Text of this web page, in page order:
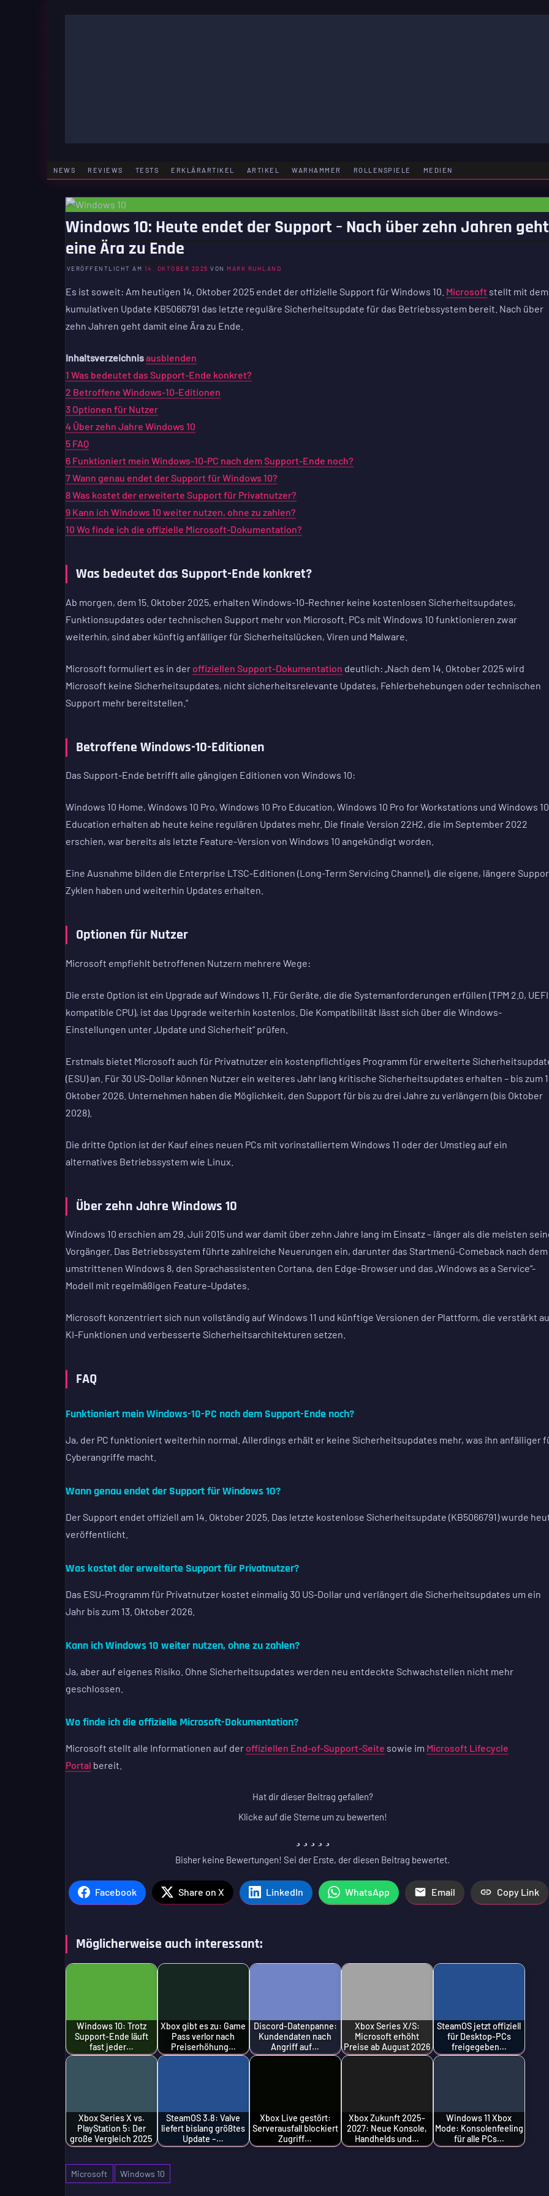
NEWS REVIEWS TESTS ERKLÄRARTIKEL ARTIKEL WARHAMMER ROLLENSPIELE MEDIEN
Windows 10: Heute endet der Support – Nach über zehn Jahren geht
eine Ära zu Ende
VERÖFFENTLICHT AM 14. OKTOBER 2025 VON MARK RUHLAND
Es ist soweit: Am heutigen 14. Oktober 2025 endet der offizielle Support für Windows 10. Microsoftstellt mit dem
kumulativen Update KB5066791 das letzte reguläre Sicherheitsupdate für das Betriebssystem bereit. Nach über
zehn Jahren geht damit eine Ära zu Ende.
Inhaltsverzeichnisausblenden
1 Was bedeutet das Support-Ende konkret?
2 Betroffene Windows-10-Editionen
3 Optionen für Nutzer
4 Über zehn Jahre Windows 10
5 FAQ
6 Funktioniert mein Windows-10-PC nach dem Support-Ende noch?
7Wann genau endet der Support für Windows 10?
8Was kostet der erweiterte Support für Privatnutzer?
9 Kann ich Windows 10 weiter nutzen, ohne zu zahlen?
10 Wo finde ich die offizielle Microsoft-Dokumentation?
Was bedeutet das Support-Ende konkret?
Ab morgen, dem 15. Oktober 2025, erhalten Windows-10-Rechner keine kostenlosen Sicherheitsupdates,
Funktionsupdates oder technischen Support mehr von Microsoft. PCs mit Windows 10 funktionieren zwar
weiterhin, sind aber künftig anfälliger für Sicherheitslücken, Viren und Malware.
Microsoft formuliert es in der offiziellen Support-Dokumentation deutlich: „Nach dem 14. Oktober 2025 wird
Microsoft keine Sicherheitsupdates, nicht sicherheitsrelevante Updates, Fehlerbehebungen oder technischen
Support mehr bereitstellen.“
Betroffene Windows-10-Editionen
Das Support-Ende betrifft alle gängigen Editionen von Windows 10:
Windows 10 Home, Windows 10 Pro, Windows 10 Pro Education, Windows 10 Pro for Workstations und Windows 10
Education erhalten ab heute keine regulären Updates mehr. Die finale Version 22H2, die im September 2022
erschien, war bereits als letzte Feature-Version von Windows 10 angekündigt worden.
Eine Ausnahme bilden die Enterprise LTSC-Editionen (Long-Term Servicing Channel), die eigene, längere
Zyklen haben und weiterhin Updates erhalten.
Optionen für Nutzer
Microsoft empfiehlt betroffenen Nutzern mehrere Wege:
Die erste Option ist ein Upgrade auf Windows 11. Für Geräte, die die Systemanforderungen erfüllen (TPM 2.0,
kompatible CPU), ist das Upgrade weiterhin kostenlos. Die Kompatibilität lässt sich über die Windows-
Einstellungen unter „Update und Sicherheit“ prüfen.
Erstmals bietet Microsoft auch für Privatnutzer ein kostenpflichtiges Programm für erweiterte
(ESU) an. Für 30 US-Dollar können Nutzer ein weiteres Jahr lang kritische Sicherheitsupdates erhalten – bis zum
Oktober 2026. Unternehmen haben die Möglichkeit, den Support für bis zu drei Jahre zu verlängern (bis Oktober
2028).
Die dritte Option ist der Kauf eines neuen PCs mit vorinstalliertem Windows 11 oder der Umstieg auf ein
alternatives Betriebssystem wie Linux.
Über zehn Jahre Windows 10
Windows 10 erschien am 29. Juli 2015 und war damit über zehn Jahre lang im Einsatz – länger als die meisten
Vorgänger. Das Betriebssystem führte zahlreiche Neuerungen ein, darunter das Startmenü-Comeback nach dem
umstrittenen Windows 8, den Sprachassistenten Cortana, den Edge-Browser und das „Windows as a Service“-
Modell mit regelmäßigen Feature-Updates.
Microsoft konzentriert sich nun vollständig auf Windows 11 und künftige Versionen der Plattform, die verstärkt
KI-Funktionen und verbesserte Sicherheitsarchitekturen setzen.
FAQ
Funktioniert mein Windows-10-PC nach dem Support-Ende noch?
Ja, der PC funktioniert weiterhin normal. Allerdings erhält er keine Sicherheitsupdates mehr, was ihn anfälliger
Cyberangriffe macht.
Wann genau endet der Support für Windows 10?
Der Support endet offiziell am 14. Oktober 2025. Das letzte kostenlose Sicherheitsupdate (KB5066791) wurde
veröffentlicht.
Was kostet der erweiterte Support für Privatnutzer?
Das ESU-Programm für Privatnutzer kostet einmalig 30 US-Dollar und verlängert die Sicherheitsupdates um ein
Jahr bis zum 13. Oktober 2026.
Kann ich Windows 10 weiter nutzen, ohne zu zahlen?
Ja, aber auf eigenes Risiko. Ohne Sicherheitsupdates werden neu entdeckte Schwachstellen nicht mehr
geschlossen.
Wo finde ich die offizielle Microsoft-Dokumentation?
Microsoft stellt alle Informationen auf der offiziellen End-of-Support-Seite sowie im Microsoft Lifecycle
Portal bereit.
Hat dir dieser Beitrag gefallen?
Klicke auf die Sterne um zu bewerten!
Bisher keine Bewertungen! Sei der Erste, der diesen Beitrag bewertet.
Facebook Share on X LinkedIn WhatsApp Email Copy Link
Möglicherweise auch interessant:
Windows 10: Trotz
Support-Ende läuft
fast jeder…
Xbox gibt es zu: Game
Pass verlor nach
Preiserhöhung…
Discord-Datenpanne:
Kundendaten nach
Angriff auf…
Xbox Series X/S:
Microsoft erhöht
Preise ab August 2026
SteamOS jetzt offiziell
für Desktop-PCs
freigegeben…
Xbox Series X vs.
PlayStation 5: Der
große Vergleich 2025
SteamOS 3.8: Valve
liefert bislang größtes
Update –…
Xbox Live gestört:
Serverausfall blockiert
Zugriff…
Xbox Zukunft 2025-
2027: Neue Konsole,
Handhelds und…
Windows 11 Xbox
Mode: Konsolenfeeling
für alle PCs…
Microsoft Windows 10